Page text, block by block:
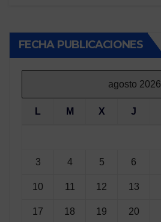
FECHA PUBLICACIONES
agosto 2026
L M X J
3 4 5 6
10 11 12 13
17 18 19 20